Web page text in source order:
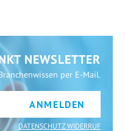
NEWSLETTER
per E-Mail.
ANMELDEN
DATENSCHUTZ WIDERRUF